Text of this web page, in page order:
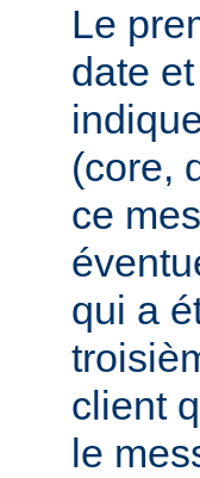
Le
date
(core,
ce
qui a
client
le